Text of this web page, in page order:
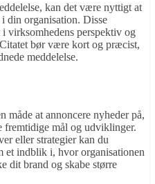
kan det være nyttigt at
din organisation. Disse
virksomhedens perspektiv og
bør være kort og præcist,
meddelelse.
måde at annoncere nyheder på,
fremtidige mål og udviklinger.
eller strategier kan du
et indblik i, hvor organisationen
dit brand og skabe større